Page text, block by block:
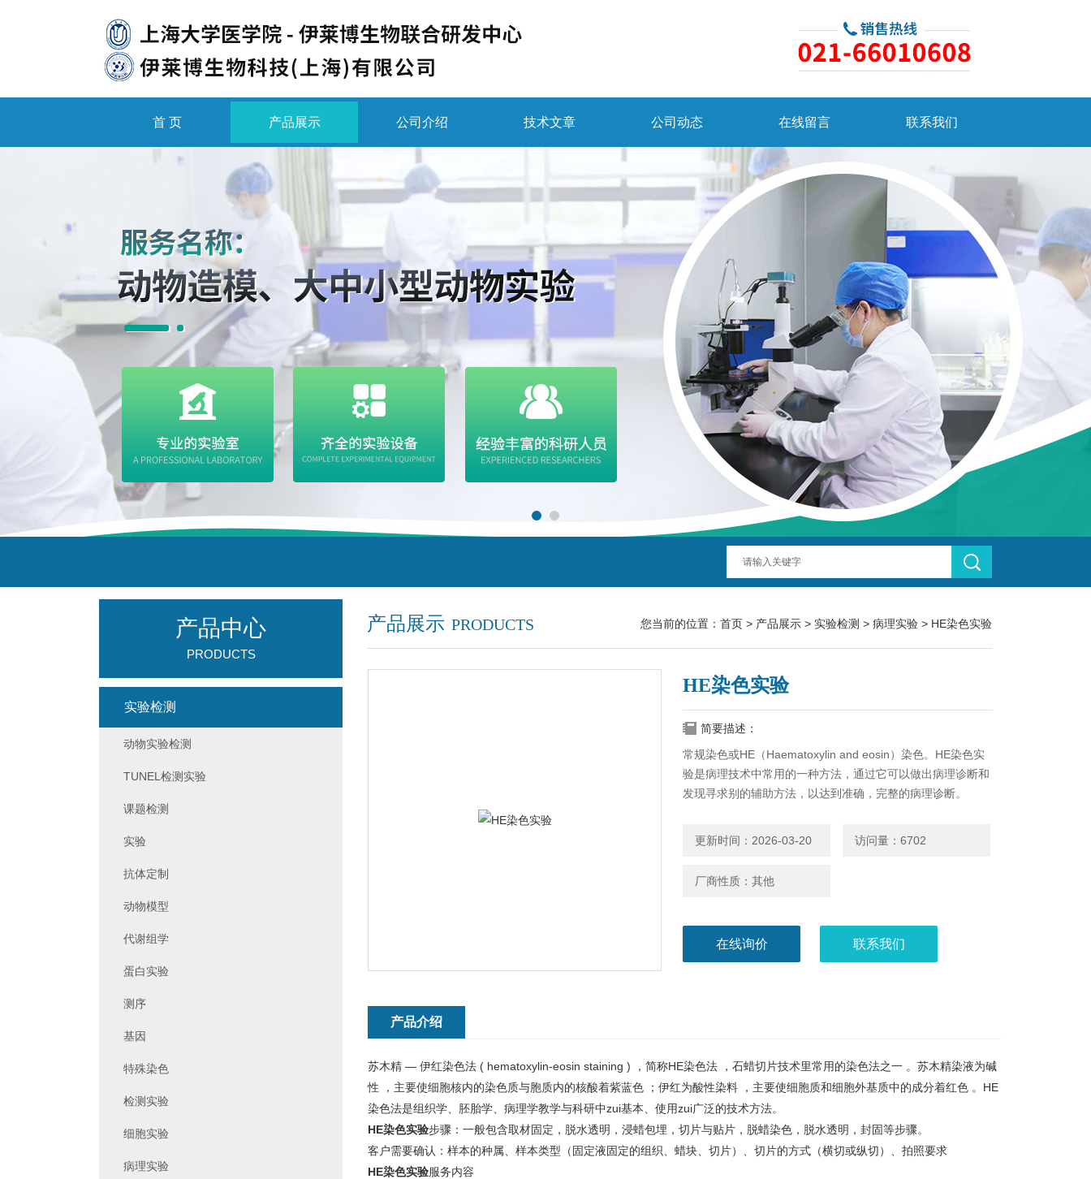
首 页 产品展示 公司介绍 技术文章 公司动态 在线留言 联系我们
产品展示 PRODUCTS 您当前的位置： 首页 > 产品展示 > 实验检测 > 病理实验 > HE染色实验
HE染色实验
简要描述：
常规染色或HE（Haematoxylin and eosin）染色。HE染色实
验是病理技术中常用的一种方法，通过它可以做出病理诊断和
发现寻求别的辅助方法，以达到准确，完整的病理诊断。
更新时间：2026-03-20 访问量：6702
厂商性质：其他
在线询价 联系我们
产品介绍
苏木精 — 伊红染色法 ( hematoxylin-eosin staining ) ，简称HE染色法 ，石蜡切片技术里常用的染色法之一 。苏木精染液为碱
性 ，主要使细胞核内的染色质与胞质内的核酸着紫蓝色 ；伊红为酸性染料 ，主要使细胞质和细胞外基质中的成分着红色 。HE
染色法是组织学、胚胎学、病理学教学与科研中zui基本、使用zui广泛的技术方法。
HE染色实验步骤：一般包含取材固定，脱水透明，浸蜡包埋，切片与贴片，脱蜡染色，脱水透明，封固等步骤。
客户需要确认：样本的种属、样本类型（固定液固定的组织、蜡块、切片）、切片的方式（横切或纵切）、拍照要求
HE染色实验服务内容
产品中心
PRODUCTS
实验检测
动物实验检测
TUNEL检测实验
课题检测
实验
抗体定制
动物模型
代谢组学
蛋白实验
测序
基因
特殊染色
检测实验
细胞实验
病理实验